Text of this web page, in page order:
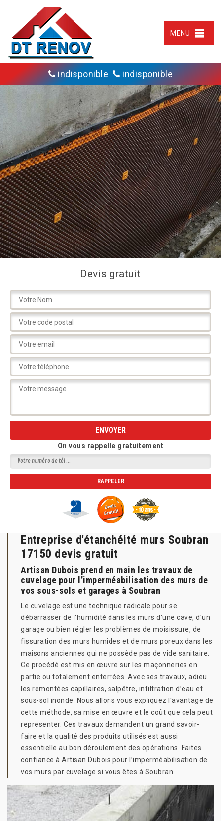
MENU
indisponible indisponible
Devis gratuit
On vous rappelle gratuitement
Entreprise d'étanchéité murs Soubran
17150 devis gratuit
Artisan Dubois prend en main les travaux de
cuvelage pour l’imperméabilisation des murs de
vos sous-sols et garages à Soubran
Le cuvelage est une technique radicale pour se
débarrasser de l’humidité dans les murs d’une cave, d’un
garage ou bien régler les problèmes de moisissure, de
fissuration des murs humides et de murs poreux dans les
maisons anciennes qui ne possède pas de vide sanitaire.
Ce procédé est mis en œuvre sur les maçonneries en
partie ou totalement enterrées. Avec ses travaux, adieu
les remontées capillaires, salpêtre, infiltration d’eau et
sous-sol inondé. Nous allons vous expliquez l'avantage de
cette méthode, sa mise en œuvre et le coût que cela peut
représenter. Ces travaux demandent un grand savoir-
faire et la qualité des produits utilisés est aussi
essentielle au bon déroulement des opérations. Faites
confiance à Artisan Dubois pour l’imperméabilisation de
vos murs par cuvelage si vous êtes à Soubran.